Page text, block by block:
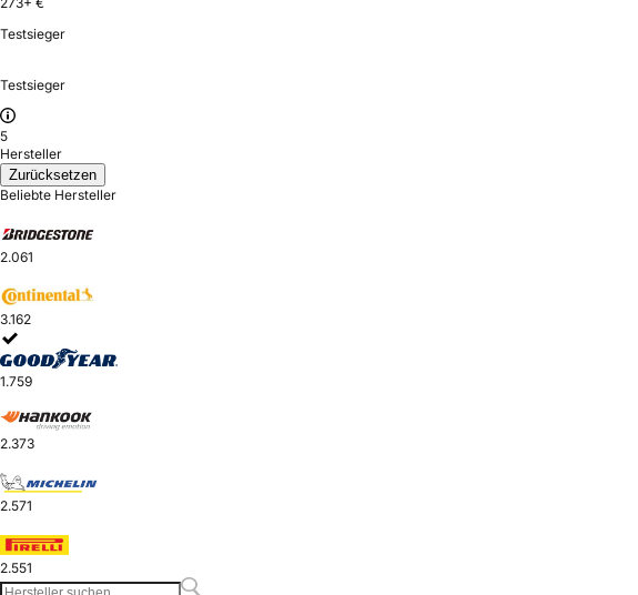
Testsieger
Testsieger
5
Hersteller
Zurücksetzen
Beliebte Hersteller
2.061
3.162
1.759
2.373
2.571
2.551